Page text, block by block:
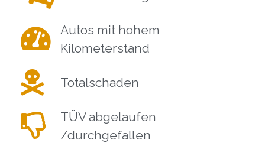
Autos mit hohem
Kilometerstand
Totalschaden
TÜV abgelaufen
/durchgefallen